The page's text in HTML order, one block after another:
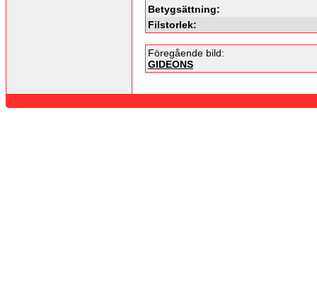
Betygsättning:
Filstorlek:
Föregående bild:
GIDEONS